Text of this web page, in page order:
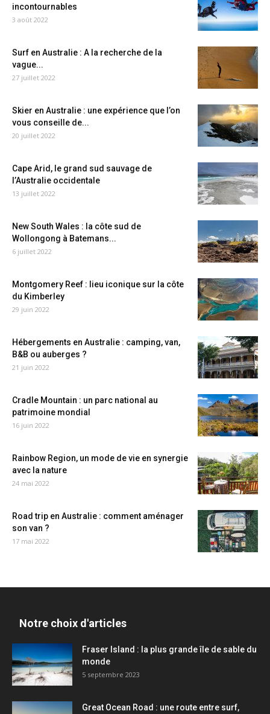
incontournables
3 août 2022
Surf en Australie : A la recherche de la
vague...
27 juillet 2022
Skier en Australie : une expérience que l’on
vous conseille de...
20 juillet 2022
Cape Arid, le grand sud sauvage de
l’Australie occidentale
13 juillet 2022
New South Wales : la côte sud de
Wollongong à Batemans...
6 juillet 2022
Montgomery Reef : lieu iconique sur la côte
du Kimberley
29 juin 2022
Hébergements en Australie : camping, van,
B&B ou auberges ?
21 juin 2022
Cradle Mountain : un parc national au
patrimoine mondial
16 juin 2022
Rainbow Region, un mode de vie en synergie
avec la nature
24 mai 2022
Road trip en Australie : comment aménager
son van ?
17 mai 2022
Notre choix d'articles
Fraser Island : la plus grande île de sable du
monde
5 septembre 2023
Great Ocean Road : une route entre surf,